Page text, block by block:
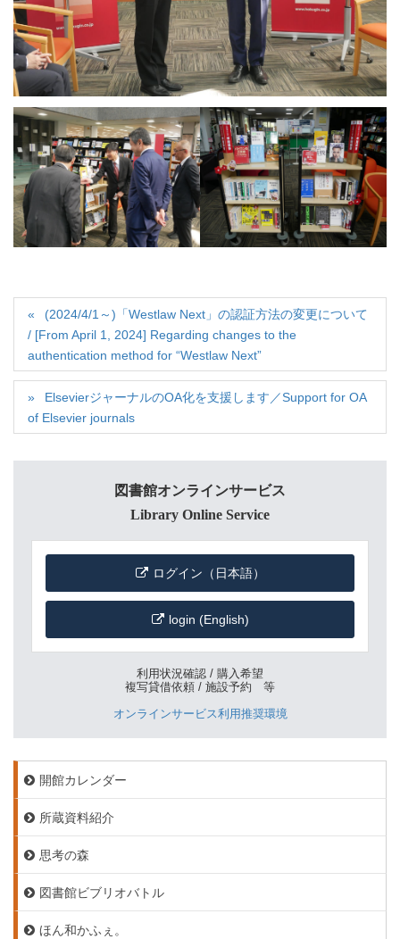
(2024/4/1～)「Westlaw Next」の認証方法の変更について
/ [From April 1, 2024] Regarding changes to the
authentication method for “Westlaw Next”
ElsevierジャーナルのOA化を支援します／Support for OA
of Elsevier journals
図書館オンラインサービス
Library Online Service
ログイン（日本語）
login (English)
利用状況確認 / 購入希望
複写貸借依頼 / 施設予約 等
オンラインサービス利用推奨環境
開館カレンダー
所蔵資料紹介
思考の森
図書館ビブリオバトル
ほん和かふぇ。